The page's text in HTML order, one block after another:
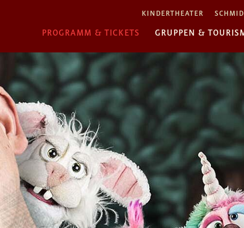
KINDERTHEATER
PROGRAMM & TICKETS GRUPPEN &